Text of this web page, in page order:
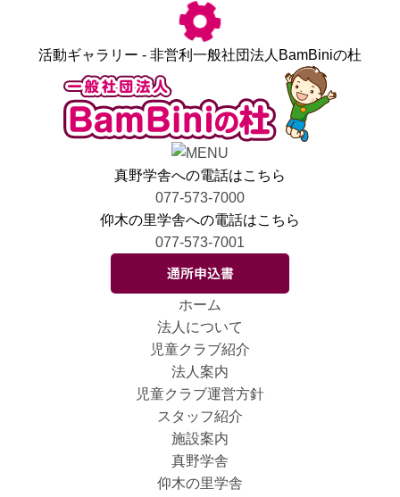
活動ギャラリー - 非営利一般社団法人BamBiniの杜
真野学舎への電話はこちら
077-573-7000
仰木の里学舎への電話はこちら
077-573-7001
ホーム
法人について
児童クラブ紹介
法人案内
児童クラブ運営方針
スタッフ紹介
施設案内
真野学舎
仰木の里学舎